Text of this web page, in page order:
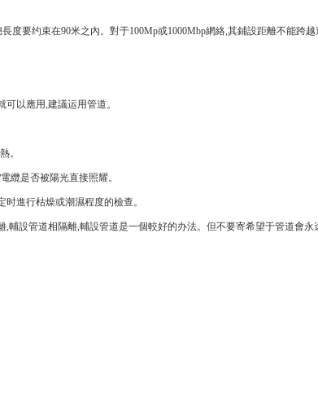
度要约束在90米之內。對于100Mp或1000Mbp網絡,其鋪設距離不能跨
以應用,建議运用管道。
。
纜是否被陽光直接照耀。
進行枯燥或潮濕程度的檢查。
輔設管道相隔離,輔設管道是一個較好的办法。但不要寄希望于管道會永